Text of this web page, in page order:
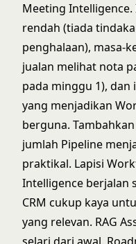
Meeting
rendah (tiada
penghalaan), masa-
jualan melihat nota
pada minggu 1),
yang menjadikan
berguna.
jumlah Pipeline
praktikal. Lapisi
Intelligence berjalan
CRM cukup kaya
yang relevan. RAG